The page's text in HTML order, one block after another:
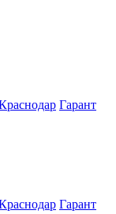
Гарант
Гарант